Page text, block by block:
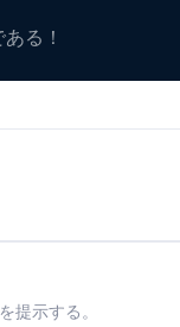
る！
提示する。